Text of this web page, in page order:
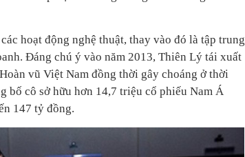
hoạt động nghệ thuật, thay vào đó là tập trung
Đáng chú ý vào năm 2013, Thiên Lý tái xuất
vũ Việt Nam đồng thời gây choáng ở thời
bố cô sở hữu hơn 14,7 triệu cổ phiếu Nam Á
147 tỷ đồng.